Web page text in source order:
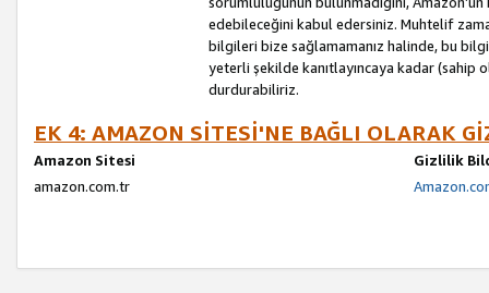
edebileceğini kabul edersiniz. Muhtelif
bilgileri bize sağlamamanız halinde, bu
yeterli şekilde kanıtlayıncaya kadar
durdurabiliriz.
EK 4: AMAZON SİTESİ'NE BAĞLI OLARAK
Amazon Sitesi
Gizlilik
amazon.com.tr